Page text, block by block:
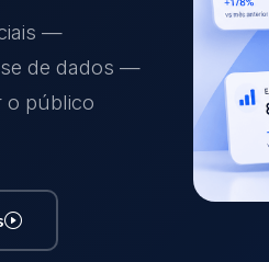
—
de dados —
o público